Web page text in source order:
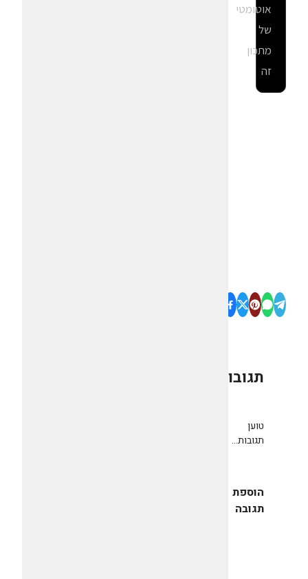
אוטומטי
של
מתכון
זה
תגובות
טוען
תגובות...
הוספת
תגובה